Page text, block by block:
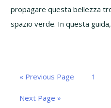
propagare questa bellezza
spazio verde. In questa
« Go
Previous Page Page
1
Go
Next Page »